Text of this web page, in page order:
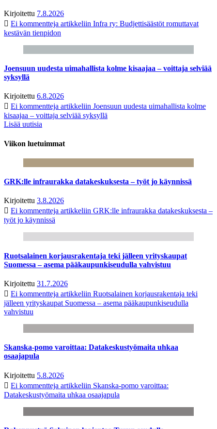
Kirjoitettu 7.8.2026
Ei kommentteja artikkeliin Infra ry: Budjettisäästöt romuttavat
kestävän tienpidon
Joensuun uudesta uimahallista kolme kisaajaa – voittaja selviää
syksyllä
Kirjoitettu 6.8.2026
Ei kommentteja artikkeliin Joensuun uudesta uimahallista kolme
kisaajaa – voittaja selviää syksyllä
Lisää uutisia
Viikon luetuimmat
GRK:lle infraurakka datakeskuksesta – työt jo käynnissä
Kirjoitettu 3.8.2026
Ei kommentteja artikkeliin GRK:lle infraurakka datakeskuksesta –
työt jo käynnissä
Ruotsalainen korjausrakentaja teki jälleen yrityskaupat
Suomessa – asema pääkaupunkiseudulla vahvistuu
Kirjoitettu 31.7.2026
Ei kommentteja artikkeliin Ruotsalainen korjausrakentaja teki
jälleen yrityskaupat Suomessa – asema pääkaupunkiseudulla
vahvistuu
Skanska-pomo varoittaa: Datakeskustyömaita uhkaa
osaajapula
Kirjoitettu 5.8.2026
Ei kommentteja artikkeliin Skanska-pomo varoittaa:
Datakeskustyömaita uhkaa osaajapula